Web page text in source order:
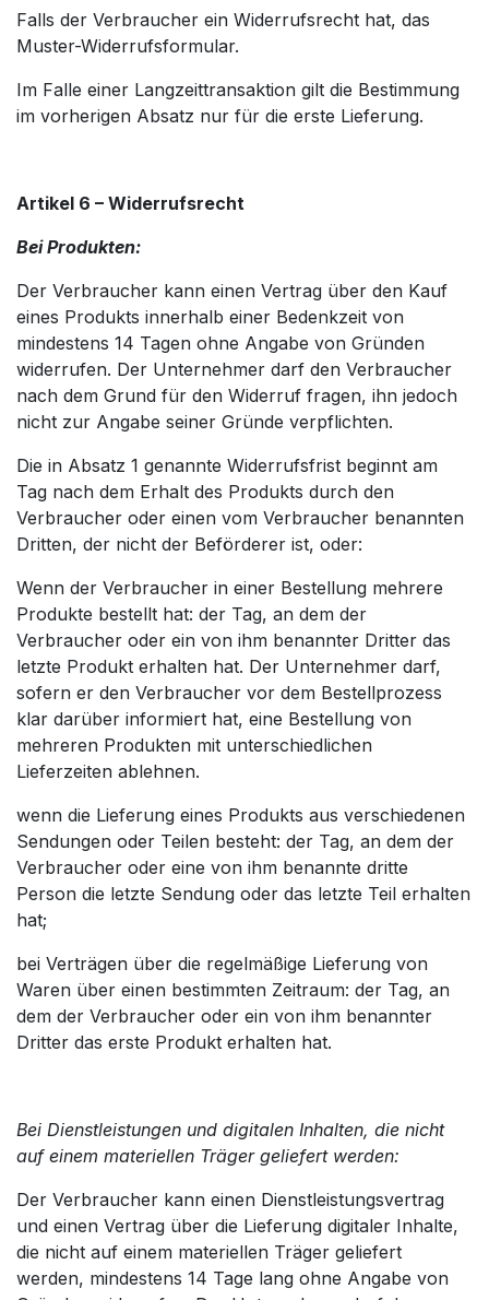
Falls der Verbraucher ein Widerrufsrecht hat, das
Muster-Widerrufsformular.
Im Falle einer Langzeittransaktion gilt die Bestimmung
im vorherigen Absatz nur für die erste Lieferung.
Artikel 6 – Widerrufsrecht
Bei Produkten:
Der Verbraucher kann einen Vertrag über den Kauf
eines Produkts innerhalb einer Bedenkzeit von
mindestens 14 Tagen ohne Angabe von Gründen
widerrufen. Der Unternehmer darf den Verbraucher
nach dem Grund für den Widerruf fragen, ihn jedoch
nicht zur Angabe seiner Gründe verpflichten.
Die in Absatz 1 genannte Widerrufsfrist beginnt am
Tag nach dem Erhalt des Produkts durch den
Verbraucher oder einen vom Verbraucher benannten
Dritten, der nicht der Beförderer ist, oder:
Wenn der Verbraucher in einer Bestellung mehrere
Produkte bestellt hat: der Tag, an dem der
Verbraucher oder ein von ihm benannter Dritter das
letzte Produkt erhalten hat. Der Unternehmer darf,
sofern er den Verbraucher vor dem Bestellprozess
klar darüber informiert hat, eine Bestellung von
mehreren Produkten mit unterschiedlichen
Lieferzeiten ablehnen.
wenn die Lieferung eines Produkts aus verschiedenen
Sendungen oder Teilen besteht: der Tag, an dem der
Verbraucher oder eine von ihm benannte dritte
Person die letzte Sendung oder das letzte Teil erhalten
hat;
bei Verträgen über die regelmäßige Lieferung von
Waren über einen bestimmten Zeitraum: der Tag, an
dem der Verbraucher oder ein von ihm benannter
Dritter das erste Produkt erhalten hat.
Bei Dienstleistungen und digitalen Inhalten, die nicht
auf einem materiellen Träger geliefert werden:
Der Verbraucher kann einen Dienstleistungsvertrag
und einen Vertrag über die Lieferung digitaler Inhalte,
die nicht auf einem materiellen Träger geliefert
werden, mindestens 14 Tage lang ohne Angabe von